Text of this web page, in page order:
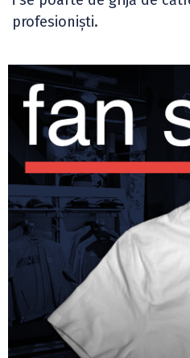
profesioniști.